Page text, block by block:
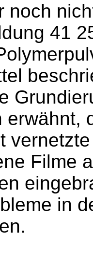
noch
41
erwähnt,
Filme
in